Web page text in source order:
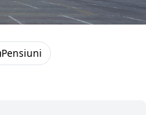
Pensiuni